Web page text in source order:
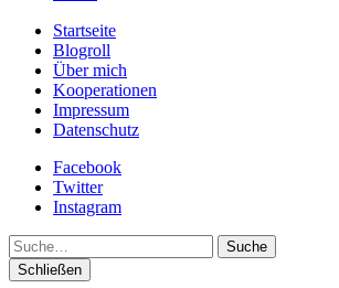
Startseite
Blogroll
Über mich
Kooperationen
Impressum
Datenschutz
Facebook
Twitter
Instagram
Suche
Schließen